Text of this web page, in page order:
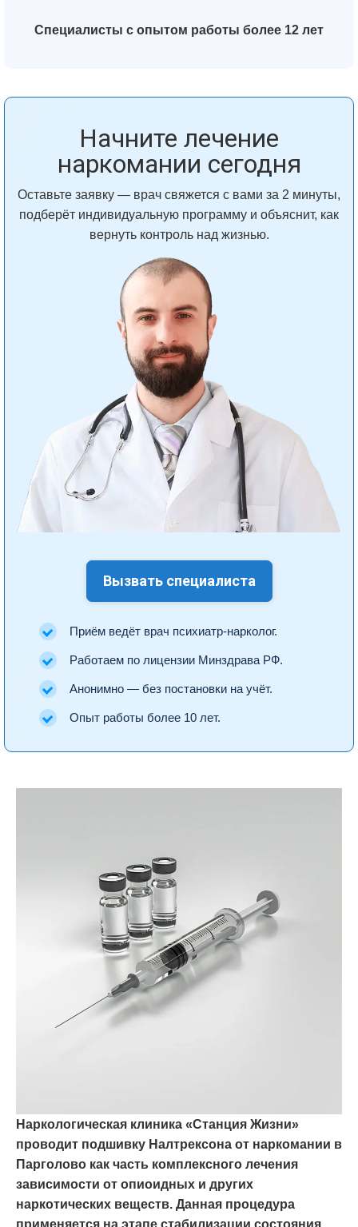
Специалисты с опытом работы более 12 лет
Начните лечение
наркомании сегодня
Оставьте заявку — врач свяжется с вами за 2 минуты,
подберёт индивидуальную программу и объяснит, как
вернуть контроль над жизнью.
Вызвать специалиста
Приём ведёт врач психиатр-нарколог.
Работаем по лицензии Минздрава РФ.
Анонимно — без постановки на учёт.
Опыт работы более 10 лет.
Наркологическая клиника «Станция Жизни»
проводит подшивку Налтрексона от наркомании в
Парголово как часть комплексного лечения
зависимости от опиоидных и других
наркотических веществ. Данная процедура